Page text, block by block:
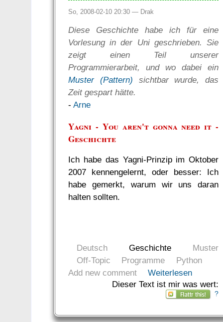
So, 2008-02-10 20:30 — Drak
Diese Geschichte habe ich für eine
Vorlesung in der Uni geschrieben. Sie
zeigt einen Teil unserer
Programmierarbeit, und wo dabei ein
Muster (Pattern) sichtbar wurde, das
Zeit gespart hätte.
- Arne
Yagni - You aren't gonna need it -
Geschichte
Ich habe das Yagni-Prinzip im Oktober
2007 kennengelernt, oder besser: Ich
habe gemerkt, warum wir uns daran
halten sollten.
Deutsch Geschichte
Muster
Off-Topic
Programme
Python
Add new comment
Weiterlesen
Dieser Text ist mir was wert:
?